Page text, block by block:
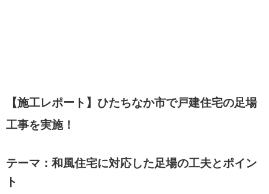
【施工レポート】ひたちなか市で戸建住宅の足場
工事を実施！
テーマ：和風住宅に対応した足場の工夫とポイン
ト